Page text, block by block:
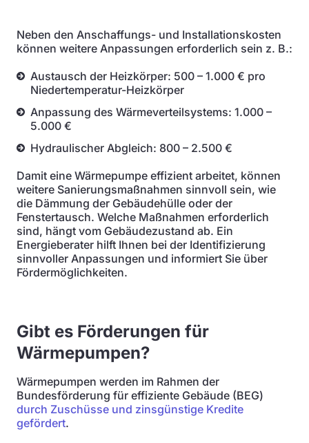
Neben den Anschaffungs- und Installationskosten
können weitere Anpassungen erforderlich sein z. B.:
Austausch der Heizkörper: 500 – 1.000 € pro
Niedertemperatur-Heizkörper
Anpassung des Wärmeverteilsystems: 1.000 –
5.000 €
Hydraulischer Abgleich: 800 – 2.500 €
Damit eine Wärmepumpe effizient arbeitet, können
weitere Sanierungsmaßnahmen sinnvoll sein, wie
die Dämmung der Gebäudehülle oder der
Fenstertausch. Welche Maßnahmen erforderlich
sind, hängt vom Gebäudezustand ab. Ein
Energieberater hilft Ihnen bei der Identifizierung
sinnvoller Anpassungen und informiert Sie über
Fördermöglichkeiten.
Gibt es Förderungen für
Wärmepumpen?
Wärmepumpen werden im Rahmen der
Bundesförderung für effiziente Gebäude (BEG)
durch Zuschüsse und zinsgünstige Kredite
gefördert.